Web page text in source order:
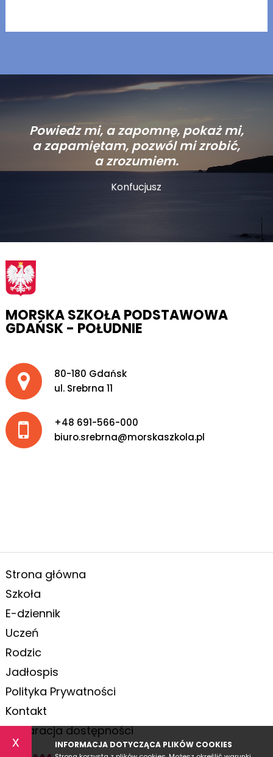
x INFORMACJA DOTYCZĄCA PLIKÓW COOKIES
Powiedz mi, a zapomnę, pokaż mi,
a zapamiętam, pozwól mi zrobić,
a zrozumiem.
Konfucjusz
MORSKA SZKOŁA PODSTAWOWA
GDAŃSK - POŁUDNIE
Adres pocztowy:
80-180 Gdańsk
ul. Srebrna 11
+48 691-566-000
biuro.srebrna@morskaszkola.pl
Strona główna
Szkoła
E-dziennik
Uczeń
Rodzic
Jadłospis
Polityka Prywatności
Kontakt
Deklaracja dostępności